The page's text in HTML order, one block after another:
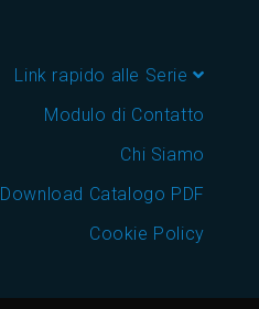
Link rapido alle Serie
Modulo di Contatto
Chi Siamo
Download Catalogo PDF
Cookie Policy